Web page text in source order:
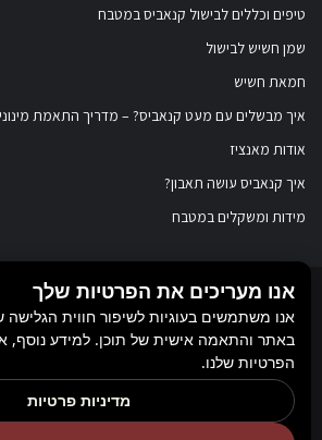
טיפים וכללים לבישול קנאביס במטבח
שמן חשיש לבישול
חמאת חשיש
איך מבשלים עם מעט קנאביס? – מדריך התאמת
אודות מאנציז
איך קנאביס עושה תאבון?
מידות ומשקלים במטבח
, 2017-2026.
רופא או רוקח בטרם רכישת תכשיר והתחלת הטיפול בו. יש
השימוש בתכשיר. מומלץ להתייעץ עם הרוקח בכל
תופעות לוואי, אינטראקציה עם תכשירים אחרים.
אנו מעריכים את הפרטיות שלך
אנו משתמשים בעוגיות לשיפור חווית
באתר והתאמה אישית של תוכן. למידע נוסף,
הפרטיות שלנו.
מדיניות פרטיות